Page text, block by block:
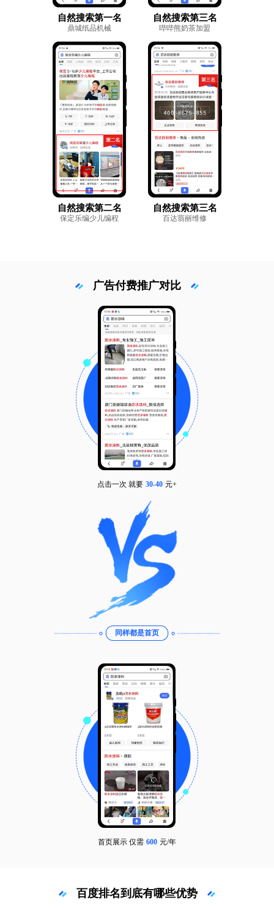
自然搜索第一名
鼎城纸品机械
自然搜索第三名
哔哔熊奶茶加盟
自然搜索第二名
保定乐编少儿编程
自然搜索第三名
百达翡丽维修
广告付费推广对比
点击一次 就要 30-40 元+
同样都是首页
首页展示 仅需 600 元/年
百度排名到底有哪些优势